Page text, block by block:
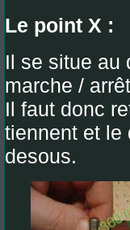
Le point X :
Il se situe au
marche /
Il faut donc
tiennent et le
desous.